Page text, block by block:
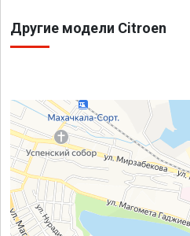
Другие модели Citroen